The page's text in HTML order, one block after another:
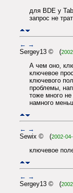
для BDE у
запрос не
← →
Sergey13 © (
А чем оно,
ключевое
ключевого
проблемы,
тоже много
намного
← →
Sewix © (2002-
ключевое
← →
Sergey13 © (